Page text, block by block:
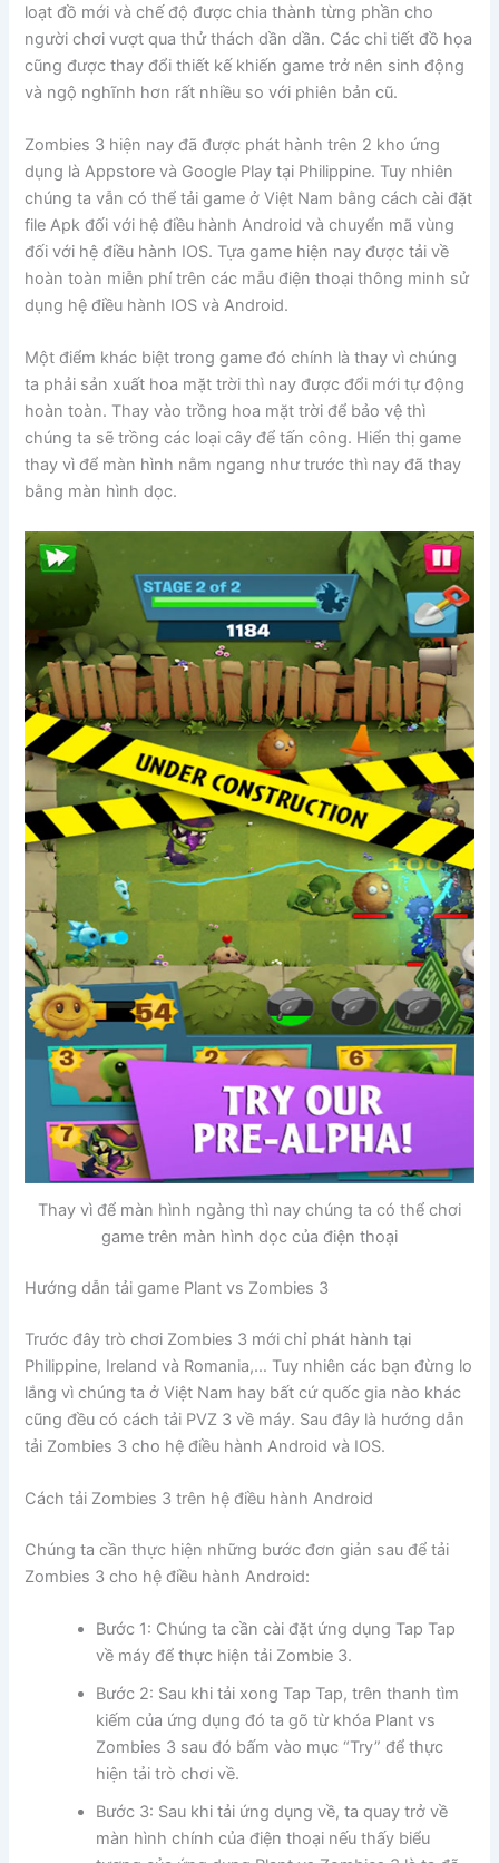
loạt đồ mới và chế độ được chia thành từng phần cho
người chơi vượt qua thử thách dần dần. Các chi tiết đồ họa
cũng được thay đổi thiết kế khiến game trở nên sinh động
và ngộ nghĩnh hơn rất nhiều so với phiên bản cũ.
Zombies 3 hiện nay đã được phát hành trên 2 kho ứng
dụng là Appstore và Google Play tại Philippine. Tuy nhiên
chúng ta vẫn có thể tải game ở Việt Nam bằng cách cài đặt
file Apk đối với hệ điều hành Android và chuyển mã vùng
đối với hệ điều hành IOS. Tựa game hiện nay được tải về
hoàn toàn miễn phí trên các mẫu điện thoại thông minh sử
dụng hệ điều hành IOS và Android.
Một điểm khác biệt trong game đó chính là thay vì chúng
ta phải sản xuất hoa mặt trời thì nay được đổi mới tự động
hoàn toàn. Thay vào trồng hoa mặt trời để bảo vệ thì
chúng ta sẽ trồng các loại cây để tấn công. Hiển thị game
thay vì để màn hình nằm ngang như trước thì nay đã thay
bằng màn hình dọc.
Thay vì để màn hình ngàng thì nay chúng ta có thể chơi
game trên màn hình dọc của điện thoại
Hướng dẫn tải game Plant vs Zombies 3
Trước đây trò chơi Zombies 3 mới chỉ phát hành tại
Philippine, Ireland và Romania,… Tuy nhiên các bạn đừng lo
lắng vì chúng ta ở Việt Nam hay bất cứ quốc gia nào khác
cũng đều có cách tải PVZ 3 về máy. Sau đây là hướng dẫn
tải Zombies 3 cho hệ điều hành Android và IOS.
Cách tải Zombies 3 trên hệ điều hành Android
Chúng ta cần thực hiện những bước đơn giản sau để tải
Zombies 3 cho hệ điều hành Android:
Bước 1: Chúng ta cần cài đặt ứng dụng Tap Tap
về máy để thực hiện tải Zombie 3.
Bước 2: Sau khi tải xong Tap Tap, trên thanh tìm
kiếm của ứng dụng đó ta gõ từ khóa Plant vs
Zombies 3 sau đó bấm vào mục “Try” để thực
hiện tải trò chơi về.
Bước 3: Sau khi tải ứng dụng về, ta quay trở về
màn hình chính của điện thoại nếu thấy biểu